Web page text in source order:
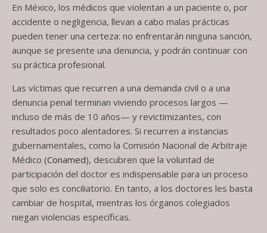
En México, los médicos que violentan a un paciente o, por
accidente o negligencia, llevan a cabo malas prácticas
pueden tener una certeza: no enfrentarán ninguna sanción,
aunque se presente una denuncia, y podrán continuar con
su práctica profesional.
Las víctimas que recurren a una demanda civil o a una
denuncia penal terminan viviendo procesos largos —
incluso de más de 10 años— y revictimizantes, con
resultados poco alentadores. Si recurren a instancias
gubernamentales, como la Comisión Nacional de Arbitraje
Médico (Conamed), descubren que la voluntad de
participación del doctor es indispensable para un proceso
que solo es conciliatorio. En tanto, a los doctores les basta
cambiar de hospital, mientras los órganos colegiados
niegan violencias específicas.